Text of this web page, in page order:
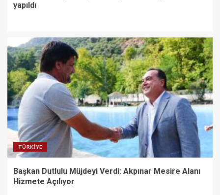
yapıldı
TÜRKIYE
Başkan Dutlulu Müjdeyi Verdi: Akpınar Mesire Alanı
Hizmete Açılıyor